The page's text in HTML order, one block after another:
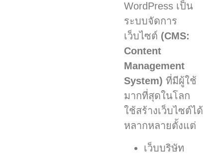
WordPress เป็น
ระบบจัดการ
เว็บไซต์ (CMS:
Content
Management
System) ที่มีผู้ใช้
มากที่สุดในโลก
ใช้สร้างเว็บไซต์ได้
หลากหลายตั้งแต่
เว็บบริษัท